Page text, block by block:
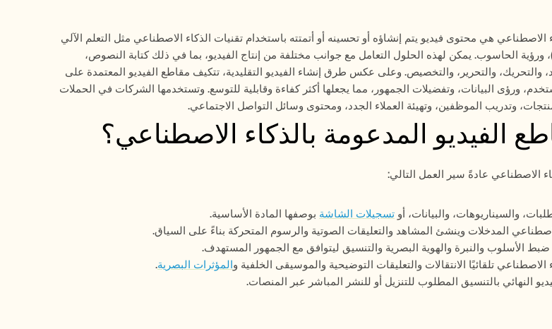
وتدريب الموظفين، وتهيئة العملاء الجدد، ومحتوى وسائل التواصل الاجتماعي.
الفيديو المدعومة بالذكاء الاصطناعي؟
الاصطناعي عادةً سير العمل التالي:
والسيناريوهات، والبيانات، أو تسجيلات الشاشة بوصفها المادة الأساسية.
المدخلات وينشئ المشاهد والتعليقات الصوتية والرسوم المتحركة بناءً على السياق.
الأسلوب والنبرة والهوية البصرية والتنسيق ليتوافق مع الجمهور المستهدف.
تلقائيًا الانتقالات والتعليقات التوضيحية والموسيقى الخلفية والمؤثرات البصرية.
النهائي بالتنسيق المطلوب للتنزيل أو للنشر المباشر عبر المنصات.